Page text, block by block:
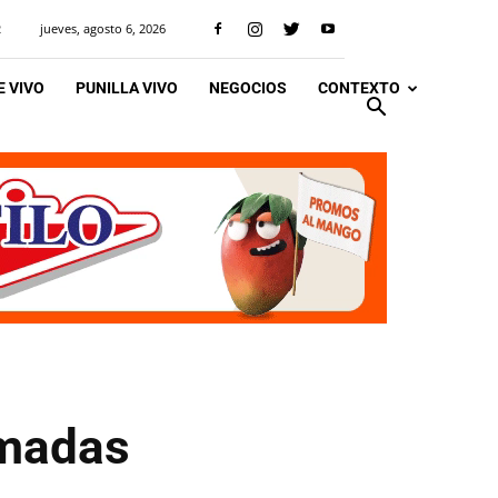
jueves, agosto 6, 2026
VIVO PUNILLA VIVO NEGOCIOS CONTEXTO